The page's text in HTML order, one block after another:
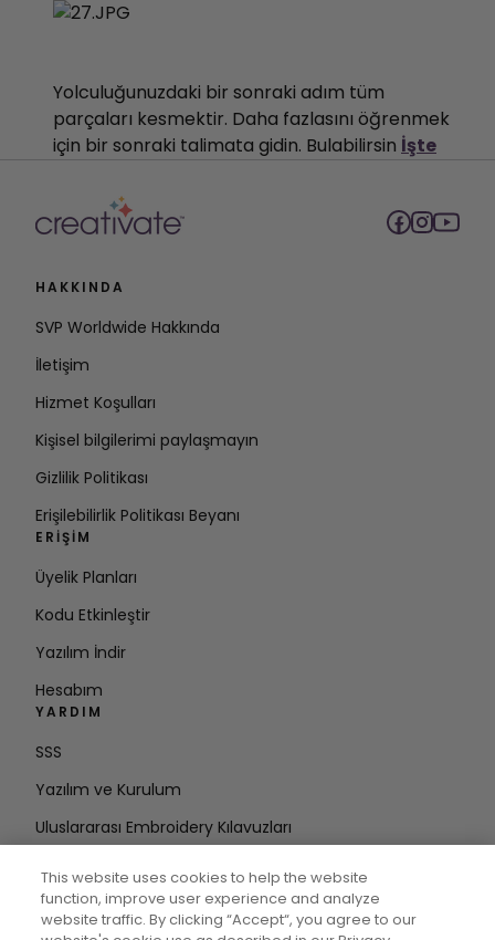
Yolculuğunuzdaki bir sonraki adım tüm
parçaları kesmektir. Daha fazlasını öğrenmek
için bir sonraki talimata gidin. Bulabilirsin İşte
HAKKINDA
SVP Worldwide Hakkında
İletişim
Hizmet Koşulları
Kişisel bilgilerimi paylaşmayın
Gizlilik Politikası
Erişilebilirlik Politikası Beyanı
ERIŞIM
Üyelik Planları
Kodu Etkinleştir
Yazılım İndir
Hesabım
YARDIM
SSS
Yazılım ve Kurulum
Uluslararası Embroidery Kılavuzları
DÖNGÜDE KALIN
This website uses cookies to help the website
function, improve user experience and analyze
website traffic. By clicking “Accept“, you agree to our